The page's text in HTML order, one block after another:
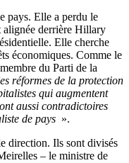
pays. Elle a perdu le
alignée derrière Hillary
Elle cherche
économiques. Comme le
du Parti de la
réformes de la protection
qui augmentent
aussi contradictoires
de pays ».
direction. Ils sont divisés
– le ministre de